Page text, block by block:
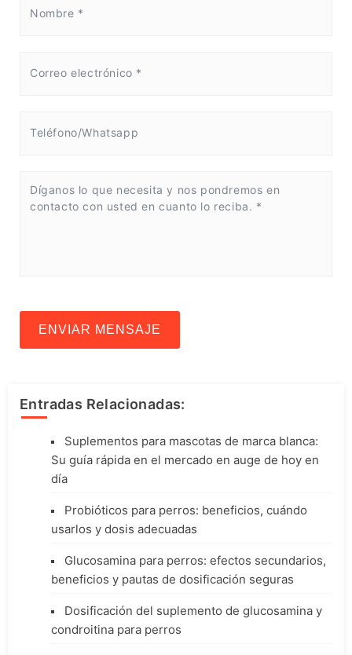
ENVIAR MENSAJE
Entradas Relacionadas:
Suplementos para mascotas de marca blanca:
Su guía rápida en el mercado en auge de hoy en
día
Probióticos para perros: beneficios, cuándo
usarlos y dosis adecuadas
Glucosamina para perros: efectos secundarios,
beneficios y pautas de dosificación seguras
Dosificación del suplemento de glucosamina y
condroitina para perros